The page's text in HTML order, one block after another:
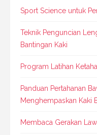
Sport Science untuk
Teknik Penguncian
Bantingan Kaki
Program Latihan
Panduan Pertahanan
Menghempaskan Kaki
Membaca Gerakan